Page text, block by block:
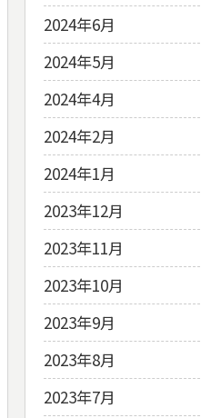
2024年6月
2024年5月
2024年4月
2024年2月
2024年1月
2023年12月
2023年11月
2023年10月
2023年9月
2023年8月
2023年7月